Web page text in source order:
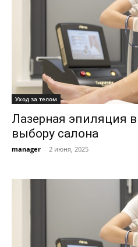
Уход за телом
Лазерная эпиляция
выбору салона
manager - 2 июня, 2025